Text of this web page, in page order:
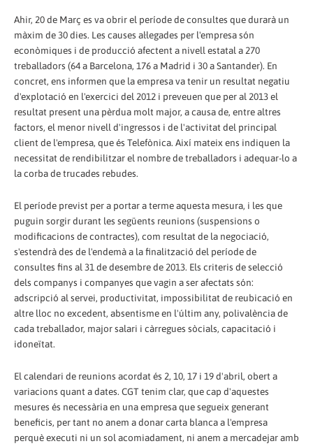
Ahir, 20 de Març es va obrir el període de consultes que durarà un
màxim de 30 dies. Les causes al·legades per l'empresa són
econòmiques i de producció afectent a nivell estatal a 270
treballadors (64 a Barcelona, 176 a Madrid i 30 a Santander). En
concret, ens informen que la empresa va tenir un resultat negatiu
d'explotació en l'exercici del 2012 i preveuen que per al 2013 el
resultat present una pèrdua molt major, a causa de, entre altres
factors, el menor nivell d'ingressos i de l'activitat del principal
client de l'empresa, que és Telefònica. Així mateix ens indiquen la
necessitat de rendibilitzar el nombre de treballadors i adequar-lo a
la corba de trucades rebudes.
El període previst per a portar a terme aquesta mesura, i les que
puguin sorgir durant les següents reunions (suspensions o
modificacions de contractes), com resultat de la negociació,
s'estendrà des de l'endemà a la finalització del període de
consultes fins al 31 de desembre de 2013. Els criteris de selecció
dels companys i companyes que vagin a ser afectats són:
adscripció al servei, productivitat, impossibilitat de reubicació en
altre lloc no excedent, absentisme en l'últim any, polivalència de
cada treballador, major salari i càrregues sòcials, capacitació i
idoneïtat.
El calendari de reunions acordat és 2, 10, 17 i 19 d'abril, obert a
variacions quant a dates. CGT tenim clar, que cap d'aquestes
mesures és necessària en una empresa que segueix generant
beneficis, per tant no anem a donar carta blanca a l'empresa
perquè executi ni un sol acomiadament, ni anem a mercadejar amb